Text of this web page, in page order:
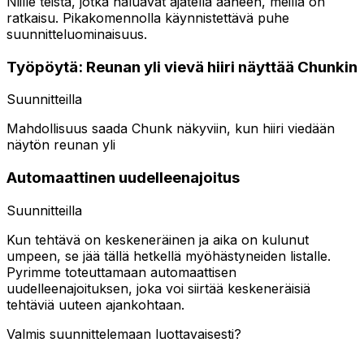
ratkaisu. Pikakomennolla käynnistettävä puhe
suunnitteluominaisuus.
Työpöytä: Reunan yli vievä hiiri näyttää Chunkin
Suunnitteilla
Mahdollisuus saada Chunk näkyviin, kun hiiri viedään
näytön reunan yli
Automaattinen uudelleenajoitus
Suunnitteilla
Kun tehtävä on keskeneräinen ja aika on kulunut
umpeen, se jää tällä hetkellä myöhästyneiden listalle.
Pyrimme toteuttamaan automaattisen
uudelleenajoituksen, joka voi siirtää keskeneräisiä
tehtäviä uuteen ajankohtaan.
Valmis suunnittelemaan luottavaisesti?